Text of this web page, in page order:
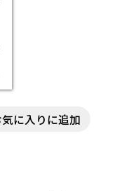
数式エディ
ド文書で数式
Tosho数式エ
が必要です。
償ダウンロ
に入りに追加